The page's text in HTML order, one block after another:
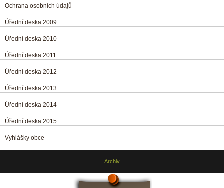
Ochrana osobních údajů
Úřední deska 2009
Úřední deska 2010
Úřední deska 2011
Úřední deska 2012
Úřední deska 2013
Úřední deska 2014
Úřední deska 2015
Vyhlášky obce
Archiv